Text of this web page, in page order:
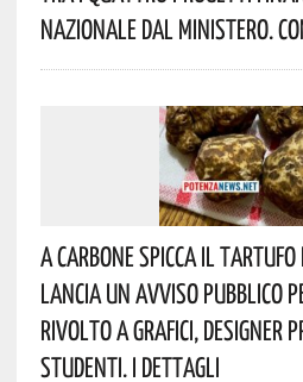
Nazionale Dal Ministero.
A Carbone Spicca Il Tartufo
Lancia Un Avviso Pubblico
Rivolto A Grafici, Designer
Studenti. I Dettagli